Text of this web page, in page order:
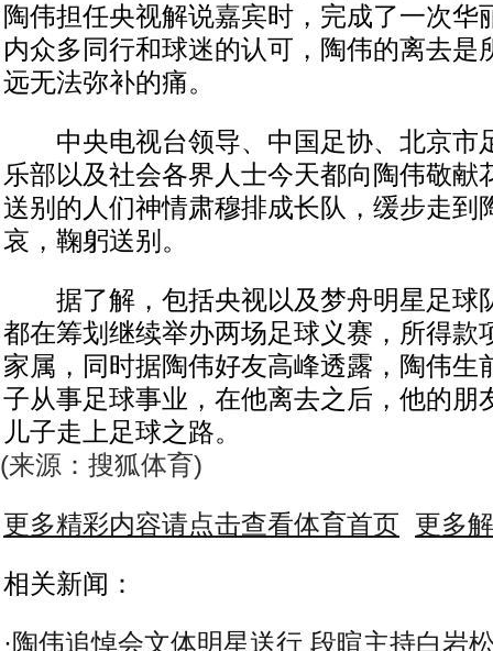
陶伟担任央视解说嘉宾时，完成了一次华
内众多同行和球迷的认可，陶伟的离去是
远无法弥补的痛。
中央电视台领导、中国足协、北京市
乐部以及社会各界人士今天都向陶伟敬献
送别的人们神情肃穆排成长队，缓步走到
哀，鞠躬送别。
据了解，包括央视以及梦舟明星足球
都在筹划继续举办两场足球义赛，所得款
家属，同时据陶伟好友高峰透露，陶伟生
子从事足球事业，在他离去之后，他的朋
儿子走上足球之路。
(来源：搜狐体育)
更多精彩内容请点击查看体育首页 更多
相关新闻：
·陶伟追悼会文体明星送行 段暄主持白岩